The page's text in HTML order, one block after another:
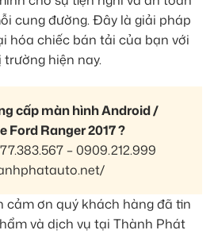
cung đường. Đây là giải pháp
hóa chiếc bán tải của bạn với
hiện nay.
cấp màn hình Android /
Ford Ranger 2017 ?
– 0909.212.999
ơn quý khách hàng đã tin
và dịch vụ tại Thành Phát